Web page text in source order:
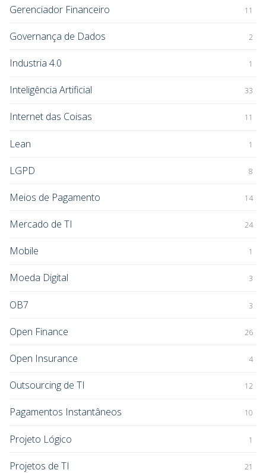
Gerenciador Financeiro 11
Governança de Dados 2
Industria 4.0 1
Inteligência Artificial 33
Internet das Coisas 11
Lean 1
LGPD 8
Meios de Pagamento 14
Mercado de TI 24
Mobile 1
Moeda Digital 3
OB7 3
Open Finance 26
Open Insurance 4
Outsourcing de TI 12
Pagamentos Instantâneos 10
Projeto Lógico 1
Projetos de TI 21